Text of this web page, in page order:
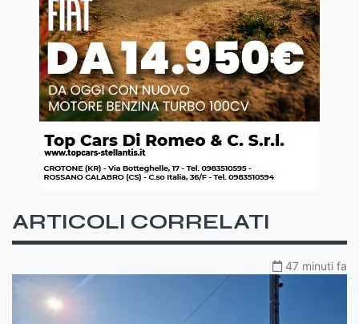
ARTICOLI CORRELATI
47 minuti fa